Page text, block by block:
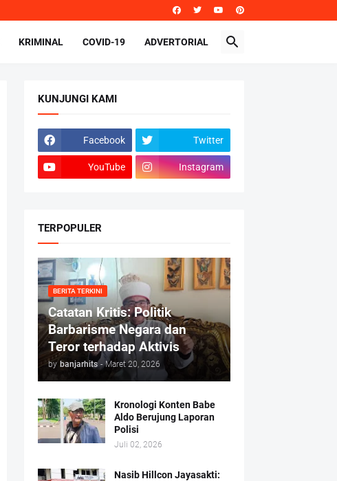
KRIMINAL COVID-19 ADVERTORIAL
KUNJUNGI KAMI
Facebook Twitter
YouTube Instagram
TERPOPULER
BERITA TERKINI
Catatan Kritis: Politik
Barbarisme Negara dan
Teror terhadap Aktivis
by banjarhits - Maret 20, 2026
Kronologi Konten Babe
Aldo Berujung Laporan
Polisi
Juli 02, 2026
Nasib Hillcon Jayasakti: